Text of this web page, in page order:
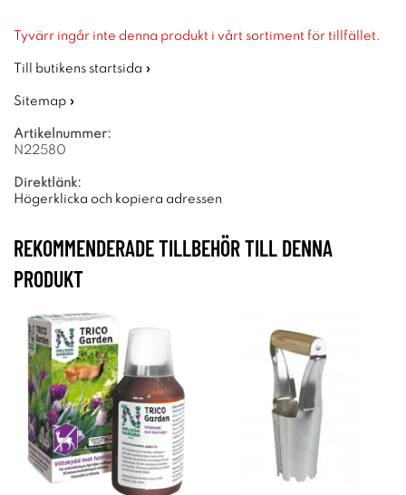
Tyvärr ingår inte denna produkt i vårt sortiment för tillfället.
Till butikens startsida »
Sitemap »
Artikelnummer:
N22580
Direktlänk:
Högerklicka och kopiera adressen
REKOMMENDERADE TILLBEHÖR TILL DENNA
PRODUKT